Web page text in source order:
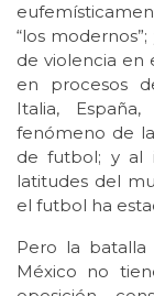
“los
de violencia en
en procesos
Italia,
fenómeno de
de futbol; y al
latitudes del
el futbol ha
Pero la
México no